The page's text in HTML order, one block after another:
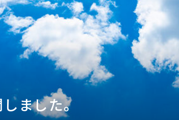
ました。